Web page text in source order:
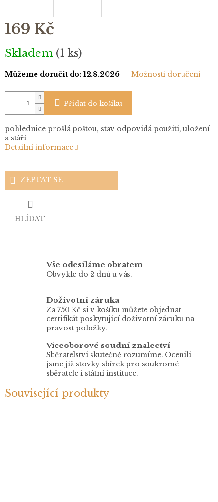
169 Kč
Měrná
cena:
Skladem (1 ks)
Můžeme doručit do: 12.8.2026 Možnosti doručení
Přidat do košíku
pohlednice prošlá poštou, stav odpovídá použití, uložení
a stáří
Detailní informace
ZEPTAT SE
HLÍDAT
Vše odesíláme obratem
Obvykle do 2 dnů u vás.
Doživotní záruka
Za 750 Kč si v košíku můžete objednat
certifikát poskytující doživotní záruku na
pravost položky.
Víceoborové soudní znalectví
Sběratelství skutečně rozumíme. Ocenili
jsme již stovky sbírek pro soukromé
sběratele i státní instituce.
Související produkty